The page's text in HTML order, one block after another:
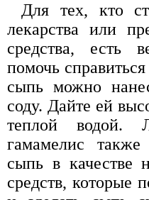
Для тех, кто
лекарства или
средства, есть
помочь
сыпь можно
соду. Дайте ей
теплой водой.
гамамелис
сыпь в качестве
средств, которые